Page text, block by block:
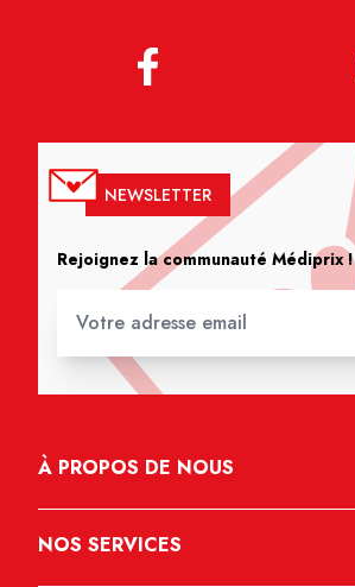
NEWSLETTER
Rejoignez la communauté Médiprix !
À PROPOS DE NOUS
NOS SERVICES